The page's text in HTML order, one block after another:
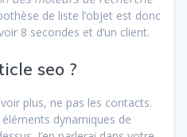
de liste l’objet est donc
8 secondes et d’un client.
seo ?
plus, ne pas les contacts.
dynamiques de